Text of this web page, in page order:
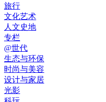
旅行
文化艺术
人文史地
专栏
@世代
生态与环保
时尚与美容
设计与家居
光影